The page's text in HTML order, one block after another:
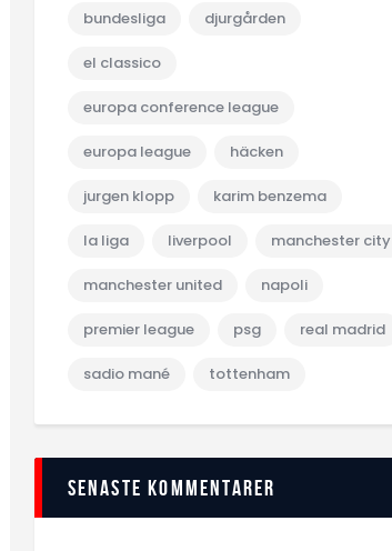
bundesliga djurgården
el classico
europa conference league
europa league häcken
jurgen klopp karim benzema
la liga liverpool manchester city
manchester united napoli
premier league psg real madrid
sadio mané tottenham
Senaste kommentarer